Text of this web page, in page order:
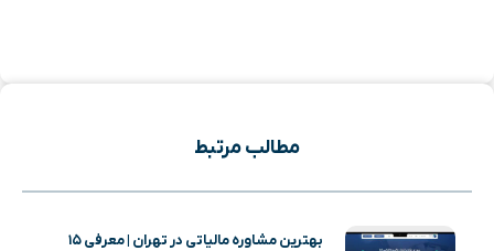
مطالب مرتبط
بهترین مشاوره مالیاتی در تهران | معرفی ۱۵